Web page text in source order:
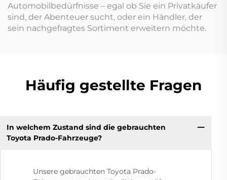
Automobilbedürfnisse – egal ob Sie ein Privatkäufer
sind, der Abenteuer sucht, oder ein Händler, der
sein nachgefragtes Sortiment erweitern möchte.
Häufig gestellte Fragen
In welchem Zustand sind die gebrauchten
Toyota Prado-Fahrzeuge?
Unsere gebrauchten Toyota Prado-